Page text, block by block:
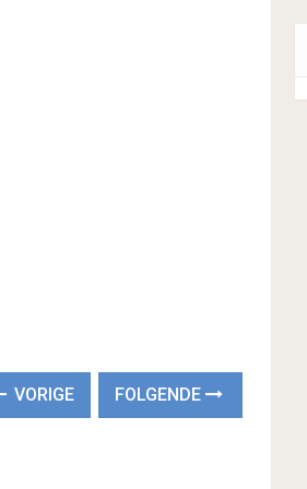
VORIGE FOLGENDE